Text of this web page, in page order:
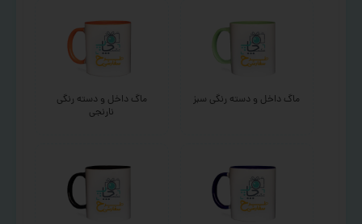
ماگ داخل و دسته رنگی سبز
ماگ داخل و دسته رنگی
نارنجی